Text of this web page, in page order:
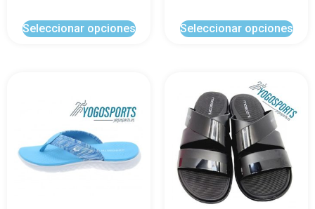
Seleccionar opciones Seleccionar opciones